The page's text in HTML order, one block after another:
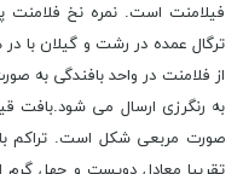
فیلامنت است. نمره نخ فلامنت
ترگال عمده در رشت و گیلان با
از فلامنت در واحد بافندگی به
به رنگرزی ارسال می شود.بافت
صورت مربعی شکل است. تراکم